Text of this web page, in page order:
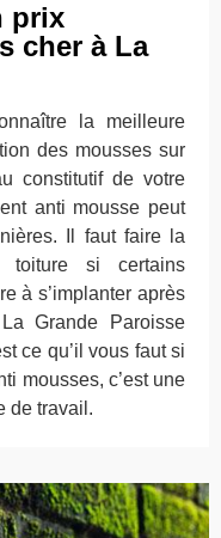
prix
cher à La
la meilleure
des mousses sur
constitutif de votre
anti mousse peut
Il faut faire la
toiture si certains
à s’implanter après
Grande Paroisse
ce qu’il vous faut si
mousses, c’est une
de travail.